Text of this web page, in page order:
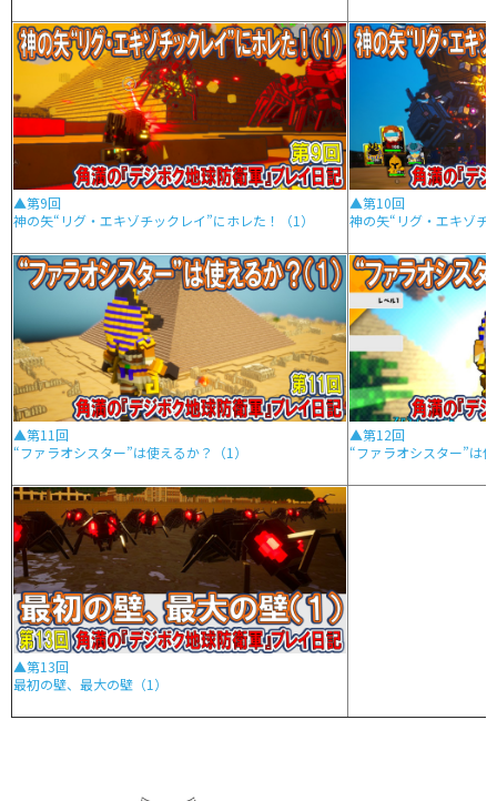
▲第9回
神の矢“リグ・エキゾチックレイ”にホレた！（1）
▲第10回
神の矢“リグ・エキゾチ
▲第11回
“ファラオシスター”は使えるか？（1）
▲第12回
“ファラオシスター”は
▲第13回
最初の壁、最大の壁（1）